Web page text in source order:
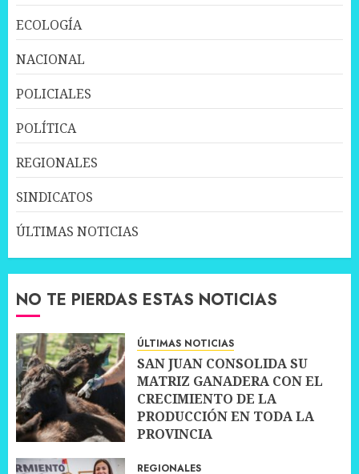
ECOLOGÍA
NACIONAL
POLICIALES
POLÍTICA
REGIONALES
SINDICATOS
ÚLTIMAS NOTICIAS
NO TE PIERDAS ESTAS NOTICIAS
ÚLTIMAS NOTICIAS
SAN JUAN CONSOLIDA SU
MATRIZ GANADERA CON EL
CRECIMIENTO DE LA
PRODUCCIÓN EN TODA LA
PROVINCIA
REGIONALES